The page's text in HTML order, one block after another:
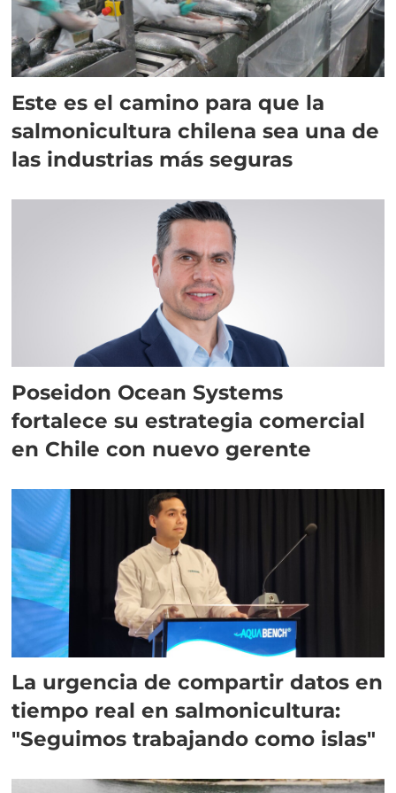
Este es el camino para que la
salmonicultura chilena sea una de
las industrias más seguras
Poseidon Ocean Systems
fortalece su estrategia comercial
en Chile con nuevo gerente
La urgencia de compartir datos en
tiempo real en salmonicultura:
"Seguimos trabajando como islas"